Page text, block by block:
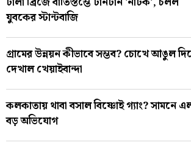
যুবকের স্টান্টবাজি
গ্রামের উন্নয়ন কীভাবে সম্ভব? চোখে আঙুল
দেখাল খেয়াইবান্দা
কলকাতায় থাবা বসাল বিষ্ণোই গ্যাং? সামনে
বড় অভিযোগ